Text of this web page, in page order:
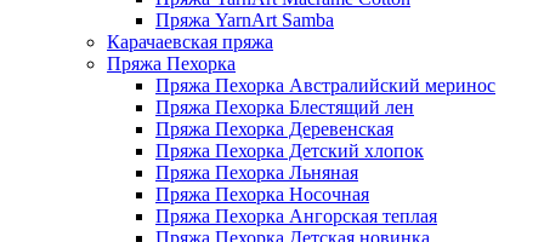
Пряжа YarnArt Samba
Карачаевская пряжа
Пряжа Пехорка
Пряжа Пехорка Австралийский меринос
Пряжа Пехорка Блестящий лен
Пряжа Пехорка Деревенская
Пряжа Пехорка Детский хлопок
Пряжа Пехорка Льняная
Пряжа Пехорка Носочная
Пряжа Пехорка Ангорская теплая
Пряжа Пехорка Детская новинка